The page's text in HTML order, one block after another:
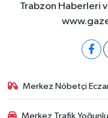
Trabzon Haberleri
Merkez Nöbetçi
Merkez Trafik